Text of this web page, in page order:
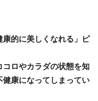
康的に美しくなれる」ピ
ロやカラダの状態を知
康になってしまってい